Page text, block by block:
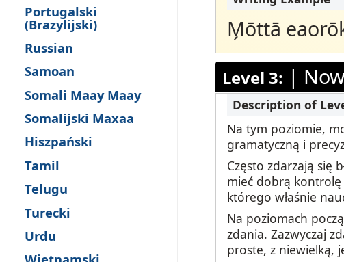
Portugalski
(Brazylijski)
Russian
Samoan
Somali Maay Maay
Somalijski Maxaa
Hiszpański
Tamil
Telugu
Turecki
Urdu
M̗ōttā
Level 3: |
Na tym poziomie,
gramatyczną i
Często zdarzają się
mieć dobrą
którego właśnie
Na poziomach
zdania. Zazwyczaj
proste, z niewielką,